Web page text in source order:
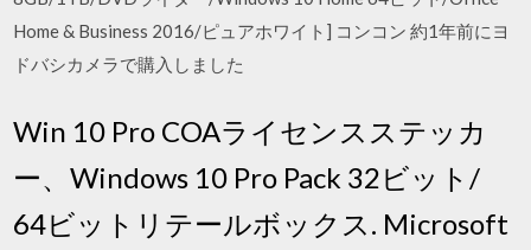
Home & Business 2016/ピュアホワイト] コンコン 約1年前にヨ
ドバシカメラで購入しました
Win 10 Pro COAライセンスステッカ
ー、Windows 10 Pro Pack 32ビット/
64ビットリテールボックス. Microsoft